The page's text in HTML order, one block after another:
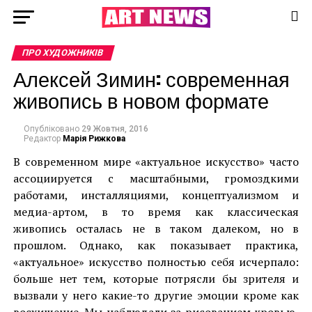
ПРО ХУДОЖНИКІВ
Алексей Зимин: современная
живопись в новом формате
Опубліковано 29 Жовтня, 2016
Редактор Марія Рижкова
В современном мире «актуальное искусство» часто
ассоциируется с масштабными, громоздкими
работами, инсталляциями, концептуализмом и
медиа-артом, в то время как классическая
живопись осталась не в таком далеком, но в
прошлом. Однако, как показывает практика,
«актуальное» искусство полностью себя исчерпало:
больше нет тем, которые потрясли бы зрителя и
вызвали у него какие-то другие эмоции кроме как